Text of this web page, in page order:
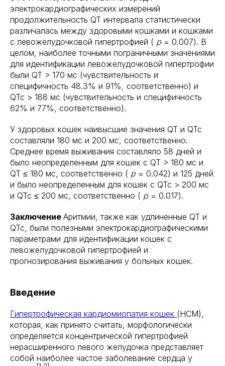
электрокардиографических измерений
продолжительность QT интервала статистически
различалась между здоровыми кошками и кошками
с левожелудочковой гипертрофией ( p = 0.007). В
целом, наиболее точными пограничными значениями
для идентификации левожелудочковой гипертрофии
были QT > 170 мс (чувствительность и
специфичность 48.3% и 91%, соответственно) и
QTc > 188 мс (чувствительность и специфичность
62% и 77%, соответственно).
У здоровых кошек наивысшие значения QT и QTc
составляли 180 мс и 200 мс, соответственно.
Среднее время выживания составляло 58 дней и
было неопределенным для кошек с QT > 180 мс и
QT ≤ 180 мс, соответственно ( p = 0.042) и 125 дней
и было неопределенным для кошек с QTc > 200 мс
и QTc ≤ 200 мс, соответственно ( p = 0.017).
Заключение Аритмии, также как удлиненные QT и
QTc, были полезными электрокардиографическими
параметрами для идентификации кошек с
левожелудочковой гипертрофией и
прогнозирования выживания у больных кошек.
Введение
Гипертрофическая кардиомиопатия кошек (HCM),
которая, как принято считать, морфологически
определяется концентрической гипертрофией
нерасширенного левого желудочка представляет
собой наиболее частое заболевание сердца у